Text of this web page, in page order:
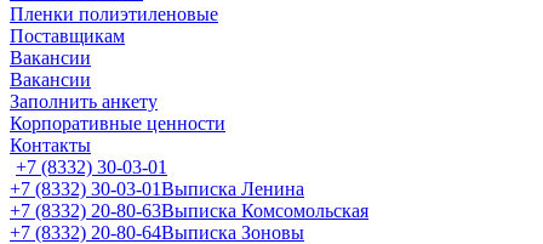
Пленки полиэтиленовые
Поставщикам
Вакансии
Вакансии
Заполнить анкету
Корпоративные ценности
Контакты
+7 (8332) 30-03-01
+7 (8332) 30-03-01Выписка Ленина
+7 (8332) 20-80-63Выписка Комсомольская
+7 (8332) 20-80-64Выписка Зоновы